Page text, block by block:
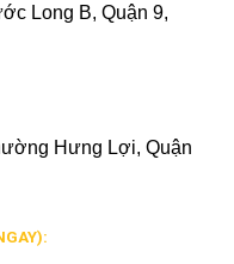
Long B, Quận 9,
Hưng Lợi, Quận